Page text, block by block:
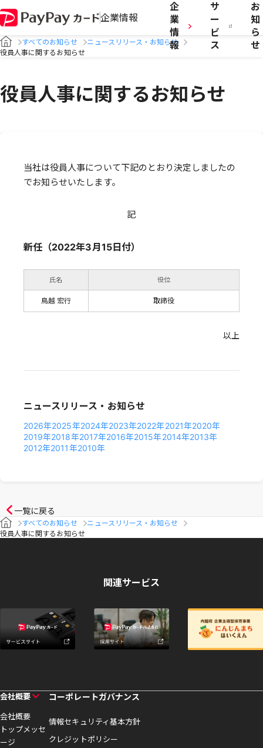
企業情報
企
業
情
報
サ
ー
ビ
ス
お
知
ら
せ
すべてのお知らせ
ニュースリリース・お知らせ
役員人事に関するお知らせ
役員人事に関するお知らせ
当社は役員人事について下記のとおり決定しましたの
でお知らせいたします。
記
新任（2022年3月15日付）
氏名 役位
鳥越 宏行 取締役
以上
ニュースリリース・お知らせ
2026年2025年2024年2023年2022年2021年2020年
2019年2018年2017年2016年2015年2014年2013年
2012年2011年2010年
一覧に戻る
すべてのお知らせ
ニュースリリース・お知らせ
役員人事に関するお知らせ
関連サービス
会社概要
会社概要
トップメッセ
ージ
コーポレートガバナンス
情報セキュリティ基本方針
クレジットポリシー